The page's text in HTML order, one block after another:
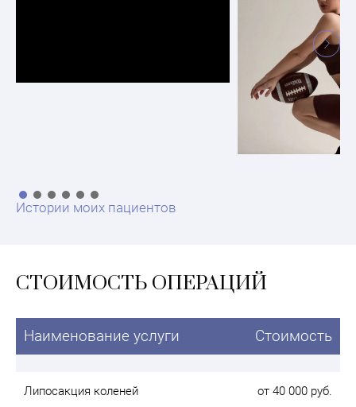
Истории моих пациентов
СТОИМОСТЬ ОПЕРАЦИЙ
Наименование услуги Стоимость
Липосакция коленей от 40 000 руб.